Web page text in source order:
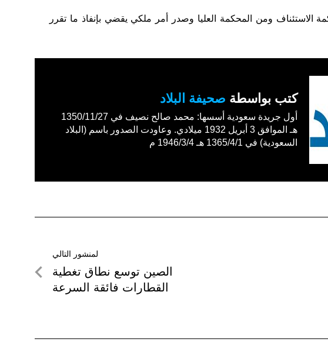
الاستئناف ومن المحكمة العليا وصدر أمر ملكي يقضي بإنفاذ ما تقرر
كتب بواسطة صحيفة البلاد
أول جريدة سعودية أسسها: محمد صالح نصيف في 1350/11/27
هـ الموافق 3 أبريل 1932 ميلادي. وعاودت الصدور باسم (البلاد
السعودية) في 1365/4/1 هـ 1946/3/4 م
لمنشور التالي
لمنشور
التالي
الصين توسع نطاق تغطية
القطارات فائقة السرعة